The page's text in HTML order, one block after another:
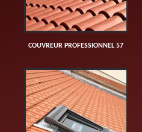
COUVREUR PROFESSIONNEL 57